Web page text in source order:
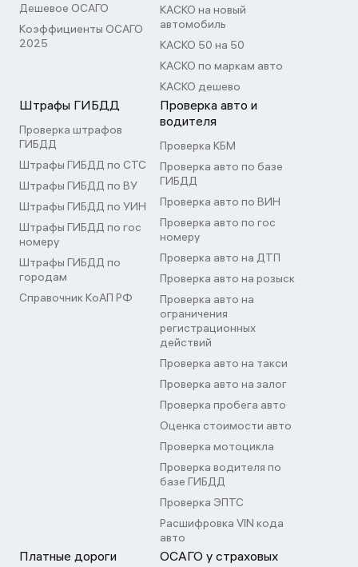
Дешевое ОСАГО
Коэффициенты ОСАГО
2025
КАСКО на новый
автомобиль
КАСКО 50 на 50
КАСКО по маркам авто
КАСКО дешево
Штрафы ГИБДД
Проверка штрафов
ГИБДД
Штрафы ГИБДД по СТС
Штрафы ГИБДД по ВУ
Штрафы ГИБДД по УИН
Штрафы ГИБДД по гос
номеру
Штрафы ГИБДД по
городам
Справочник КоАП РФ
Проверка авто и
водителя
Проверка КБМ
Проверка авто по базе
ГИБДД
Проверка авто по ВИН
Проверка авто по гос
номеру
Проверка авто на ДТП
Проверка авто на розыск
Проверка авто на
ограничения
регистрационных
действий
Проверка авто на такси
Проверка авто на залог
Проверка пробега авто
Оценка стоимости авто
Проверка мотоцикла
Проверка водителя по
базе ГИБДД
Проверка ЭПТС
Расшифровка VIN кода
авто
Платные дороги ОСАГО у страховых